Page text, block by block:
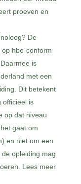
proeven en
De
hbo-conform
is
met een
Dit betekent
officieel is
op dat niveau
gaat om
en niet om een
opleiding mag
Lees meer